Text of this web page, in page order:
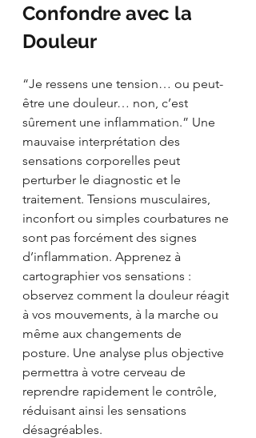
Confondre avec la
Douleur
“Je ressens une tension… ou peut-
être une douleur… non, c’est
sûrement une inflammation.” Une
mauvaise interprétation des
sensations corporelles peut
perturber le diagnostic et le
traitement. Tensions musculaires,
inconfort ou simples courbatures ne
sont pas forcément des signes
d’inflammation. Apprenez à
cartographier vos sensations :
observez comment la douleur réagit
à vos mouvements, à la marche ou
même aux changements de
posture. Une analyse plus objective
permettra à votre cerveau de
reprendre rapidement le contrôle,
réduisant ainsi les sensations
désagréables.